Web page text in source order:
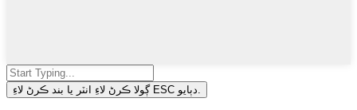
ڳولا ڪرڻ لاءِ انٽر يا بند ڪرڻ لاءِ ESC دٻايو.